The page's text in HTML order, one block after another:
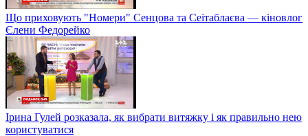
Що приховують "Номери" Сенцова та Сеітаблаєва — кіновлог
Єлени Федорейко
Ірина Гулей розказала, як вибрати витяжку і як правильно нею
користуватися